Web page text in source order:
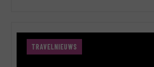
TRAVELNIEUWS